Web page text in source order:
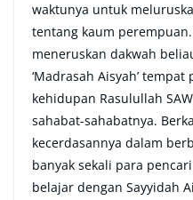
waktunya untuk
tentang kaum
meneruskan dakwah
‘Madrasah Aisyah’
kehidupan Rasulullah
sahabat-sahabatnya.
kecerdasannya dalam
banyak sekali para
belajar dengan Sayyidah